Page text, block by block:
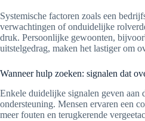
Systemische factoren zoals een
verwachtingen of onduidelijke
druk. Persoonlijke gewoonten,
uitstelgedrag, maken het lastiger om
Wanneer hulp zoeken: signalen dat
Enkele duidelijke signalen geven aan
ondersteuning. Mensen ervaren een
meer fouten en terugkerende